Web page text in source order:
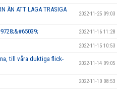
ÄN ATT LAGA TRASIGA
2022-11-25 09:03
2022-11-16 11:28
2022-11-15 10:53
till våra duktiga flick-
2022-11-14 09:05
2022-11-10 08:53